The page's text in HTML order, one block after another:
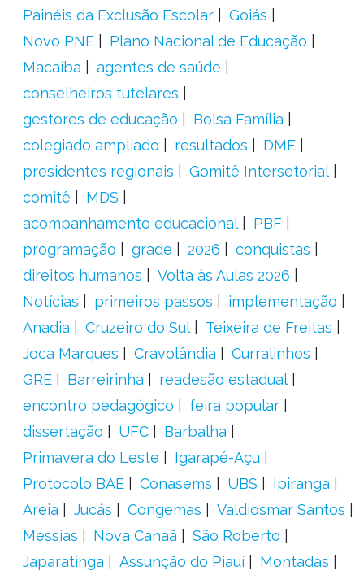
Painéis da Exclusão Escolar
Goiás
Novo PNE
Plano Nacional de Educação
Macaíba
agentes de saúde
conselheiros tutelares
gestores de educação
Bolsa Família
colegiado ampliado
resultados
DME
presidentes regionais
Gomitê Intersetorial
comitê
MDS
acompanhamento educacional
PBF
programação
grade 2026
conquistas
direitos humanos
Volta às Aulas 2026
Notícias
primeiros passos
implementação
Anadia
Cruzeiro do Sul
Teixeira de Freitas
Joca Marques
Cravolândia
Curralinhos
GRE
Barreirinha
readesão estadual
encontro pedagógico
feira popular
dissertação
UFC
Barbalha
Primavera do Leste
Igarapé-Açu
Protocolo BAE
Conasems UBS
Ipiranga
Areia
Jucás Congemas
Valdiosmar Santos
Messias
Nova Canaã
São Roberto
Japaratinga
Assunção do Piauí
Montadas